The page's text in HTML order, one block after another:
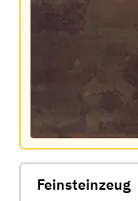
Feinsteinzeug